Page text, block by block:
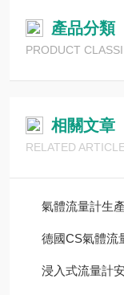
產品分類
PRODUCT
相關文章
RELATED
氣體流量計生產
德國CS氣體流
浸入式流量計